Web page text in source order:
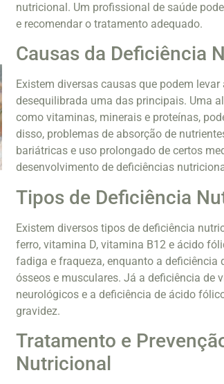
nutricional. Um profissional de saúde
e recomendar o tratamento adequado.
Causas da Deficiência
Existem diversas causas que podem
desequilibrada uma das principais. Uma
como vitaminas, minerais e proteínas,
disso, problemas de absorção de
bariátricas e uso prolongado de certos
desenvolvimento de deficiências
Tipos de Deficiência
Existem diversos tipos de deficiência
ferro, vitamina D, vitamina B12 e ácido
fadiga e fraqueza, enquanto a
ósseos e musculares. Já a deficiência de
neurológicos e a deficiência de ácido
gravidez.
Tratamento e
Nutricional